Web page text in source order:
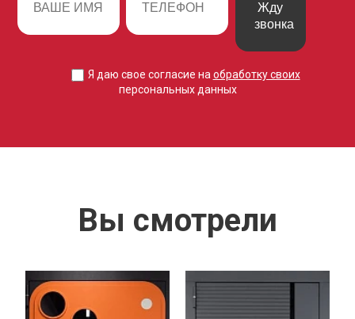
Жду
звонка
Я даю свое согласие на обработку своих
персональных данных
Вы смотрели